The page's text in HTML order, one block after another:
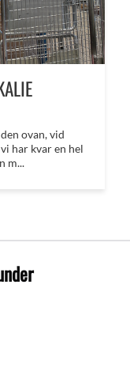
ovan, vid
har kvar en hel
m...